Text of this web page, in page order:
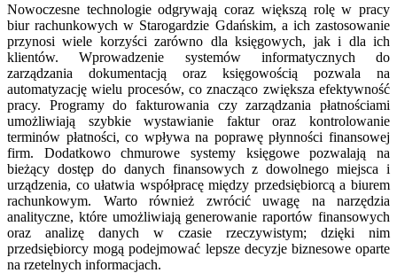
Nowoczesne technologie odgrywają coraz większą rolę w pracy
biur rachunkowych w Starogardzie Gdańskim, a ich zastosowanie
przynosi wiele korzyści zarówno dla księgowych, jak i dla ich
klientów. Wprowadzenie systemów informatycznych do
zarządzania dokumentacją oraz księgowością pozwala na
automatyzację wielu procesów, co znacząco zwiększa efektywność
pracy. Programy do fakturowania czy zarządzania płatnościami
umożliwiają szybkie wystawianie faktur oraz kontrolowanie
terminów płatności, co wpływa na poprawę płynności finansowej
firm. Dodatkowo chmurowe systemy księgowe pozwalają na
bieżący dostęp do danych finansowych z dowolnego miejsca i
urządzenia, co ułatwia współpracę między przedsiębiorcą a biurem
rachunkowym. Warto również zwrócić uwagę na narzędzia
analityczne, które umożliwiają generowanie raportów finansowych
oraz analizę danych w czasie rzeczywistym; dzięki nim
przedsiębiorcy mogą podejmować lepsze decyzje biznesowe oparte
na rzetelnych informacjach.